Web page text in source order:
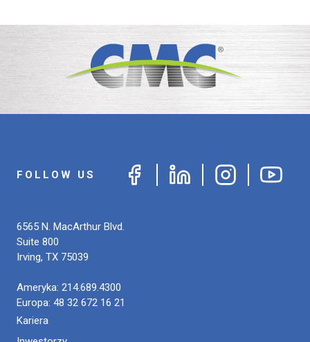
FOLLOW US
6565 N. MacArthur Blvd.
Suite 800
Irving, TX 75039
Ameryka: 214.689.4300
Europa: 48 32 672 16 21
Kariera